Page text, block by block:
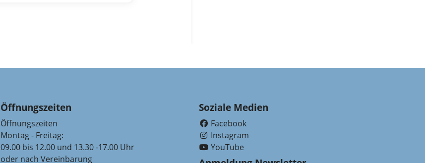
Öffnungszeiten
Öffnungszeiten
Montag - Freitag:
09.00 bis 12.00 und 13.30 -17.00 Uhr
oder nach Vereinbarung
Soziale Medien
Facebook
Instagram
YouTube